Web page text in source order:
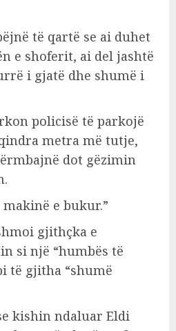
të qartë se ai duhet
e shoferit, ai del jashtë
i gjatë dhe shumë i
policisë të parkojë
metra më tutje,
dot gëzimin
e bukur.”
gjithçka e
si një “humbës të
të gjitha “shumë
kishin ndaluar Eldi